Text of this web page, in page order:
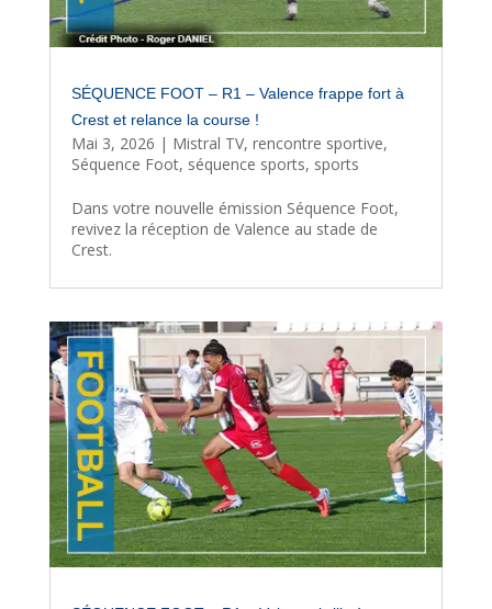
SÉQUENCE FOOT – R1 – Valence frappe fort à
Crest et relance la course !
Mai 3, 2026 | Mistral TV, rencontre sportive,
Séquence Foot, séquence sports, sports
Dans votre nouvelle émission Séquence Foot,
revivez la réception de Valence au stade de
Crest.